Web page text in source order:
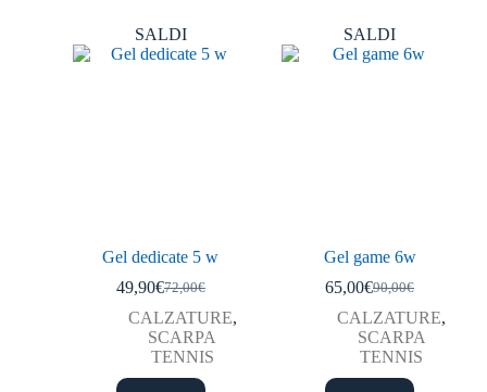
SALDI
Gel dedicate 5 w
72,00€
49,90€
CALZATURE,
SCARPA
TENNIS
SALDI
Gel game 6w
90,00€
65,00€
CALZATURE,
SCARPA
TENNIS